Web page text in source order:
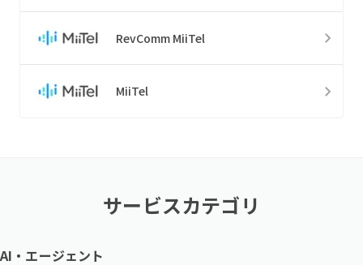
RevComm MiiTel
MiiTel
サービスカテゴリ
AI・エージェント